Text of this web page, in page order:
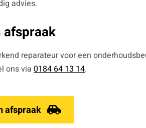
advies.
afspraak
reparateur voor een
ons via 0184 64 13 14.
afspraak